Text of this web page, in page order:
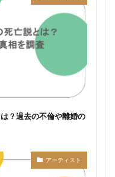
？過去の不倫や離婚の
アーティスト